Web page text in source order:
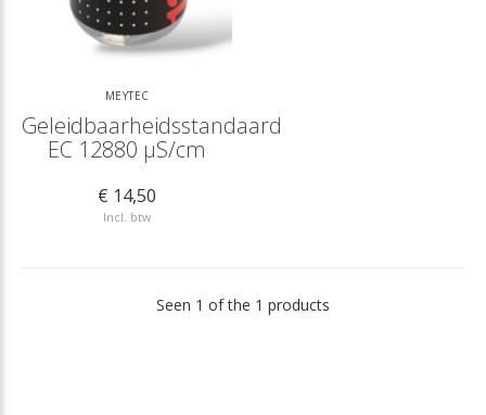
MEYTEC
Geleidbaarheidsstandaard
EC 12880 µS/cm
€ 14,50
Incl. btw
Seen 1 of the 1 products